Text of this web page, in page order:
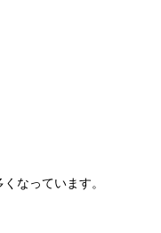
なっています。